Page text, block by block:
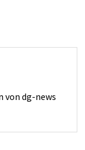
von dg-news